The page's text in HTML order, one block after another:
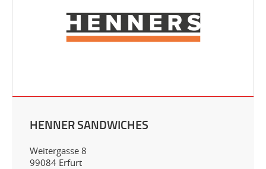
HENNER SANDWICHES
Weitergasse 8
99084 Erfurt